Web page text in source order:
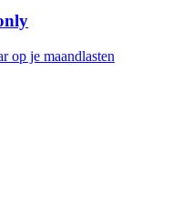
op je maandlasten